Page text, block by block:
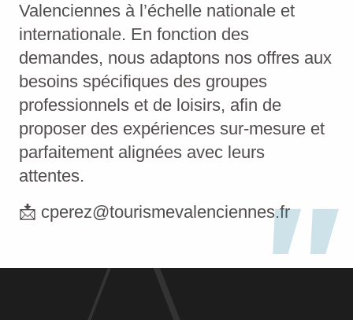
Valenciennes à l’échelle nationale et
internationale. En fonction des
demandes, nous adaptons nos offres aux
besoins spécifiques des groupes
professionnels et de loisirs, afin de
proposer des expériences sur-mesure et
parfaitement alignées avec leurs
attentes.
📩 cperez@tourismevalenciennes.fr